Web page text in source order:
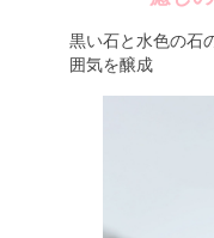
黒い石と水色の石
囲気を醸成